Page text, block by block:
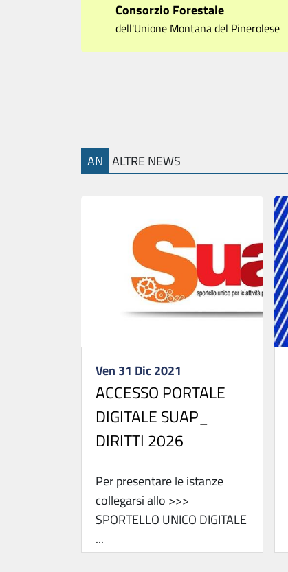
Consorzio Forestale
dell'Unione Montana del Pinerolese
AN ALTRE NEWS
Ven 31 Dic 2021
ACCESSO PORTALE
DIGITALE SUAP_
DIRITTI 2026
Per presentare le istanze
collegarsi allo >>>
SPORTELLO UNICO DIGITALE
...